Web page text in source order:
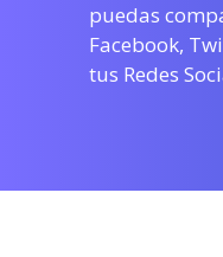
puedas
Facebook,
tus Redes